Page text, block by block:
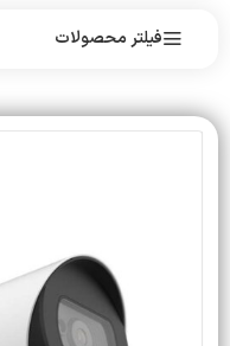
فیلتر محصولات